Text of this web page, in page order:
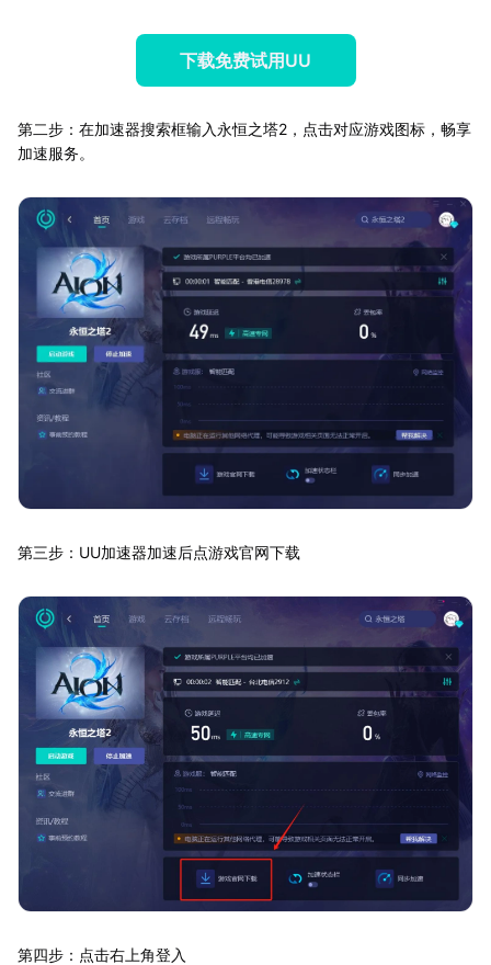
下载免费试用UU
第二步：在加速器搜索框输入永恒之塔2，点击对应游戏图标，畅享
加速服务。
第三步：UU加速器加速后点游戏官网下载
第四步：点击右上角登入